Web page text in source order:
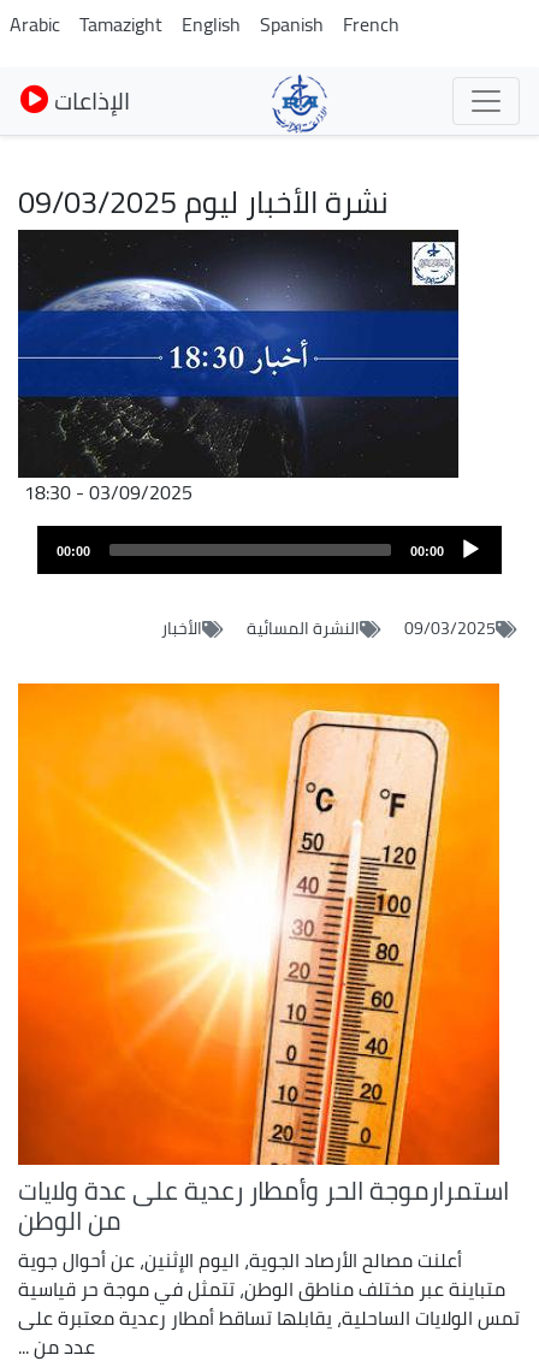
Skip
to
main
content
Arabic Tamazight English Spanish French
الإذاعات
نشرة الأخبار ليوم 09/03/2025
03/09/2025 - 18:30
Audio
00:00
00:00
09/03/2025 النشرة المسائية الأخبار
استمرارموجة الحر وأمطار رعدية على عدة ولايات
من الوطن
أعلنت مصالح الأرصاد الجوية، اليوم الإثنين، عن أحوال جوية
متباينة عبر مختلف مناطق الوطن، تتمثل في موجة حر قياسية
تمس الولايات الساحلية، يقابلها تساقط أمطار رعدية معتبرة على
عدد من ...